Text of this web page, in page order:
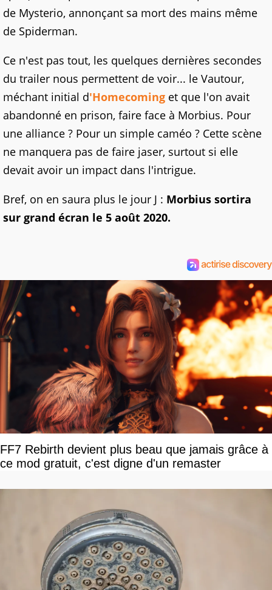
de Mysterio, annonçant sa mort des mains même
de Spiderman.
Ce n'est pas tout, les quelques dernières secondes
du trailer nous permettent de voir... le Vautour,
méchant initial d'Homecoming et que l'on avait
abandonné en prison, faire face à Morbius. Pour
une alliance ? Pour un simple caméo ? Cette scène
ne manquera pas de faire jaser, surtout si elle
devait avoir un impact dans l'intrigue.
Bref, on en saura plus le jour J : Morbius sortira
sur grand écran le 5 août 2020.
FF7 Rebirth devient plus beau que jamais grâce à
ce mod gratuit, c'est digne d'un remaster